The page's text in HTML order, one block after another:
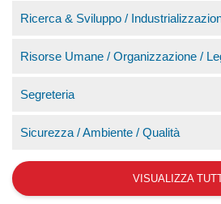
Ricerca & Sviluppo /
Risorse Umane / Organizzazione /
Segreteria
Sicurezza / Ambiente / Qualità
VISUALIZZA